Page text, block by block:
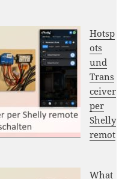
Hotsp
ots
und
Trans
ceiver
per
Shelly
remot
What